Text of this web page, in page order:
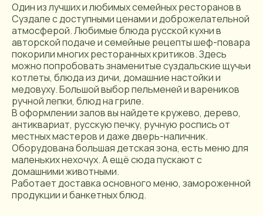
Один из лучших и любимых семейных ресторанов в
Суздале с доступными ценами и доброжелательной
атмосферой. Любимые блюда русской кухни в
авторской подаче и семейные рецепты шеф-повара
покорили многих ресторанных критиков. Здесь
можно попробовать знаменитые суздальские щучьи
котлеты, блюда из дичи, домашние настойки и
медовуху. Большой выбор пельменей и вареников
ручной лепки, блюд на гриле.
В оформлении залов вы найдете кружево, дерево,
антиквариат, русскую печку, ручную роспись от
местных мастеров и даже дверь-наличник.
Оборудована большая детская зона, есть меню для
маленьких нехочух. А ещё сюда пускают с
домашними животными.
Работает доставка основного меню, замороженной
продукции и банкетных блюд.